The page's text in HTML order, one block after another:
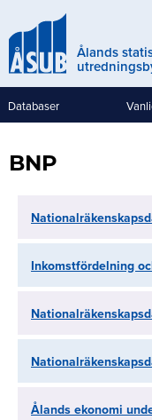
till
huvudinnehållÅlands
Genvägar
Databaser
BNP
Inkomstfördelning
Ålands ekonomi